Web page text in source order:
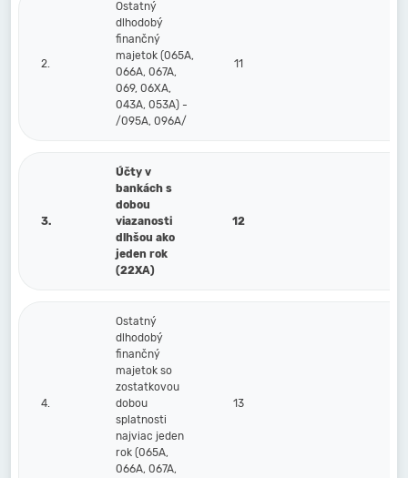
2.
Ostatný
dlhodobý
finančný
majetok (065A,
066A, 067A,
069, 06XA,
043A, 053A) -
/095A, 096A/
11
3.
Účty v
bankách s
dobou
viazanosti
dlhšou ako
jeden rok
(22XA)
12
4.
Ostatný
dlhodobý
finančný
majetok so
zostatkovou
dobou
splatnosti
najviac jeden
rok (065A,
066A, 067A,
13